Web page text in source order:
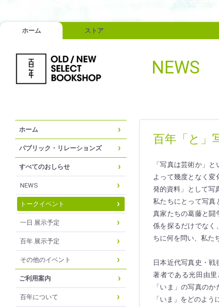
ホーム ストア
NEWS
ホーム
パブリック・リレーションズ
すべてのおしらせ
NEWS
トークイベント
一日 展示予定
百年 展示予定
その他のイベント
ご利用案内
百年について
百年「と」
「写真は芸術か」
よって幾度となく
発的資料」として写
私たちにとって写真
真家たちの葛藤と闘
係を探るだけでなく
ちに何を問い、私た
日本近代写真史・
著者である光田由
「いま」の写真の
「いま」をどのよ